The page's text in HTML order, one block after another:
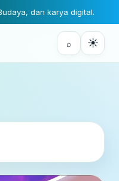
dan karya digital.
⌕ ☀